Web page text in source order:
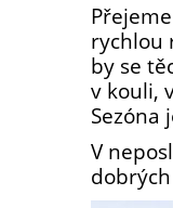
rychlou
by se
v kouli,
Sezóna
V